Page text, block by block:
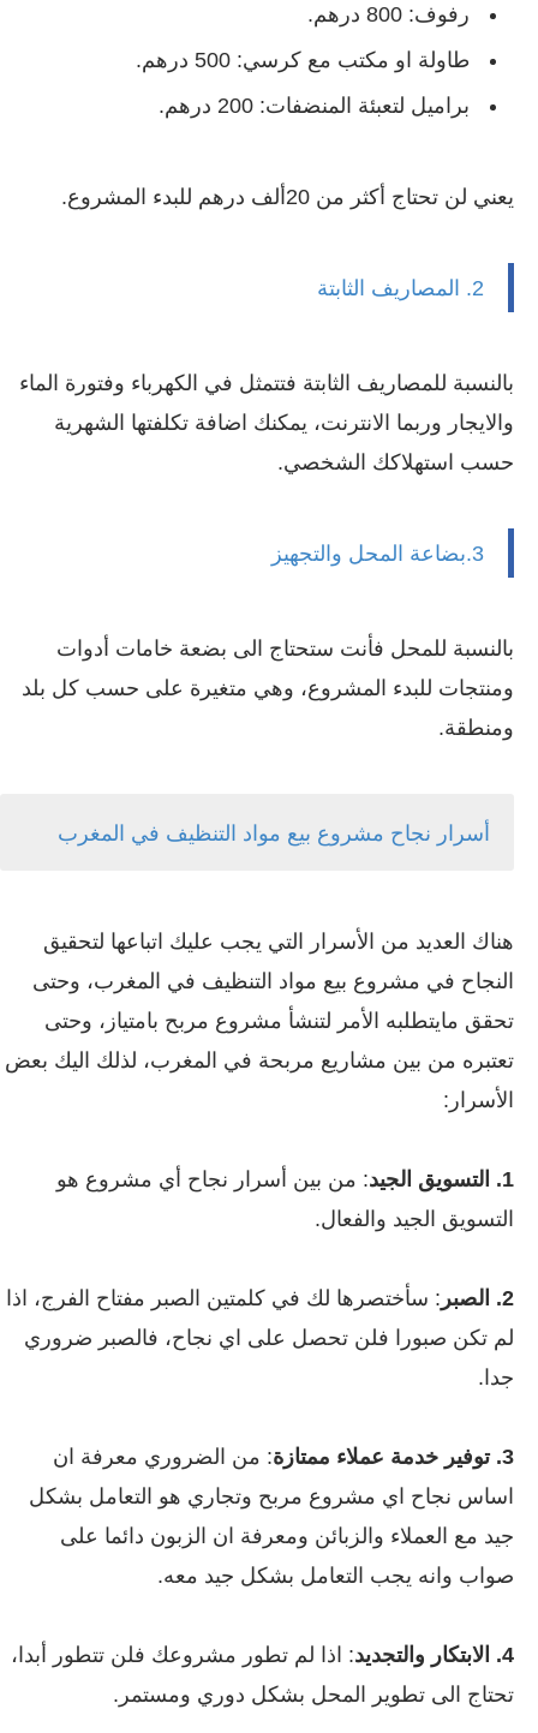
رفوف: 800 درهم.
طاولة او مكتب مع كرسي: 500 درهم.
براميل لتعبئة المنضفات: 200 درهم.
يعني لن تحتاج أكثر من 20ألف درهم للبدء المشروع.
2. المصاريف الثابتة
بالنسبة للمصاريف الثابتة فتتمثل في الكهرباء وفتورة الماء
والايجار وربما الانترنت، يمكنك اضافة تكلفتها الشهرية
حسب استهلاكك الشخصي.
3.بضاعة المحل والتجهيز
بالنسبة للمحل فأنت ستحتاج الى بضعة خامات أدوات
ومنتجات للبدء المشروع، وهي متغيرة على حسب كل بلد
ومنطقة.
أسرار نجاح مشروع بيع مواد التنظيف في المغرب
هناك العديد من الأسرار التي يجب عليك اتباعها لتحقيق
النجاح في مشروع بيع مواد التنظيف في المغرب، وحتى
تحقق مايتطلبه الأمر لتنشأ مشروع مربح بامتياز، وحتى
تعتبره من بين مشاريع مربحة في المغرب، لذلك اليك بعض
الأسرار:
1. التسويق الجيد
: من بين أسرار نجاح أي مشروع هو
التسويق الجيد والفعال.
2. الصبر
: سأختصرها لك في كلمتين الصبر مفتاح الفرج، اذا
لم تكن صبورا فلن تحصل على اي نجاح، فالصبر ضروري
جدا.
3. توفير خدمة عملاء ممتازة
: من الضروري معرفة ان
اساس نجاح اي مشروع مربح وتجاري هو التعامل بشكل
جيد مع العملاء والزبائن ومعرفة ان الزبون دائما على
صواب وانه يجب التعامل بشكل جيد معه.
4. الابتكار والتجديد
: اذا لم تطور مشروعك فلن تتطور أبدا،
تحتاج الى تطوير المحل بشكل دوري ومستمر.